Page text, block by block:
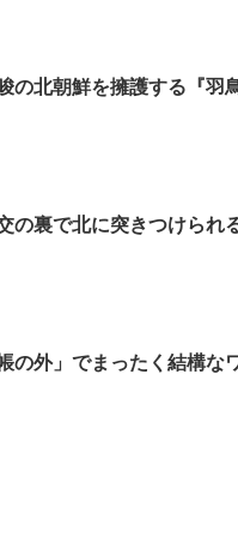
の北朝鮮を擁護する『羽
の裏で北に突きつけられ
の外」でまったく結構な